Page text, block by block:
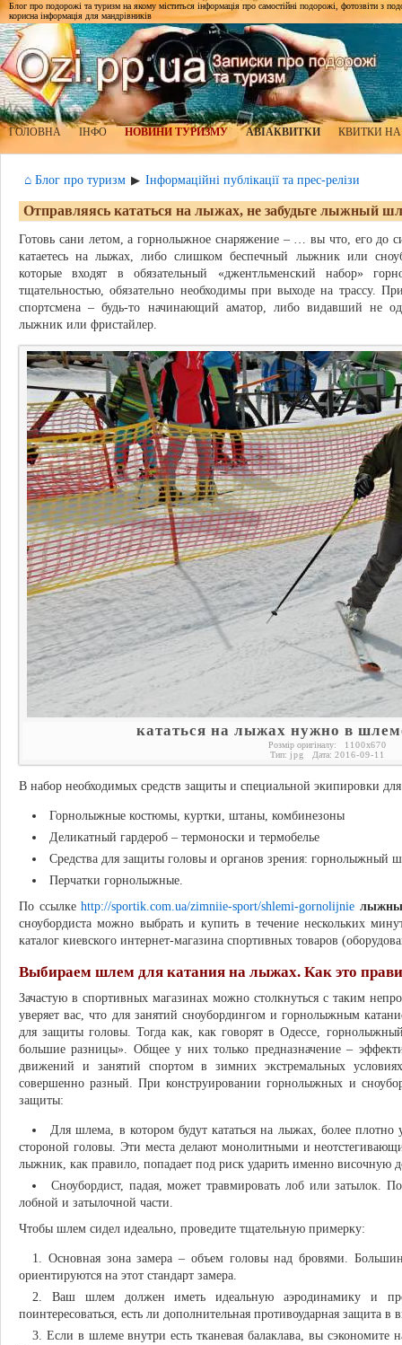
Блог про подорожі та туризм на якому міститься інформація про самостійні подорожі, фотозвіти з
корисна інформація для мандрівників
ГОЛОВНА ІНФО НОВИНИ ТУРИЗМУ АВІАКВИТКИ КВИТКИ
⌂ Блог про туризм ▶ Інформаційні публікації та прес-релізи
Отправляясь кататься на лыжах, не забудьте лыжный
Готовь сани летом, а горнолыжное снаряжение – … вы что, его до
катаетесь на лыжах, либо слишком беспечный лыжник или
которые входят в обязательный «джентльменский набор»
тщательностью, обязательно необходимы при выходе на трассу.
спортсмена – будь-то начинающий аматор, либо видавший не
лыжник или фристайлер.
кататься на лыжах нужно в
Розмір оригіналу: 1100x670
Тип: jpg Дата: 2016-09-11
В набор необходимых средств защиты и специальной экипировки
Горнолыжные костюмы, куртки, штаны, комбинезоны
Деликатный гардероб – термоноски и термобелье
Средства для защиты головы и органов зрения: горнолыжный
Перчатки горнолыжные.
По ссылкеhttp://sportik.com.ua/zimniie-sport/shlemi-gornolijnie
сноубордиста можно выбрать и купить в течение нескольких
каталог киевского интернет-магазина спортивных товаров
Выбираем шлем для катания на лыжах. Как это
Зачастую в спортивных магазинах можно столкнуться с таким
уверяет вас, что для занятий сноубордингом и горнолыжным
для защиты головы. Тогда как, как говорят в Одессе,
большие разницы». Общее у них только предназначение –
движений и занятий спортом в зимних экстремальных
совершенно разный. При конструировании горнолыжных и
защиты:
Для шлема, в котором будут кататься на лыжах, более
стороной головы. Эти места делают монолитными и
лыжник, как правило, попадает под риск ударить именно височную
Сноубордист, падая, может травмировать лоб или затылок.
лобной и затылочной части.
Чтобы шлем сидел идеально, проведите тщательную примерку:
Основная зона замера – объем головы над бровями.
ориентируются на этот стандарт замера.
Ваш шлем должен иметь идеальную аэродинамику и
поинтересоваться, есть ли дополнительная противоударная защита в
Если в шлеме внутри есть тканевая балаклава, вы